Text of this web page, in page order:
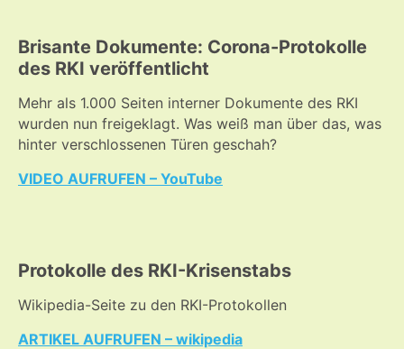
Brisante Dokumente: Corona-Protokolle
des RKI veröffentlicht
Mehr als 1.000 Seiten interner Dokumente des RKI
wurden nun freigeklagt. Was weiß man über das, was
hinter verschlossenen Türen geschah?
VIDEO AUFRUFEN – YouTube
Protokolle des RKI-Krisenstabs
Wikipedia-Seite zu den RKI-Protokollen
ARTIKEL AUFRUFEN – wikipedia